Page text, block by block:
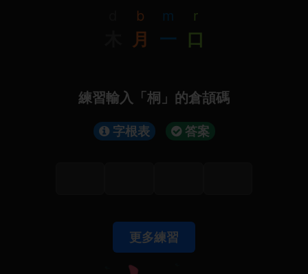
b
月
m
一
r
口
練習輸入「桐」的倉頡碼
字根表 答案
更多練習